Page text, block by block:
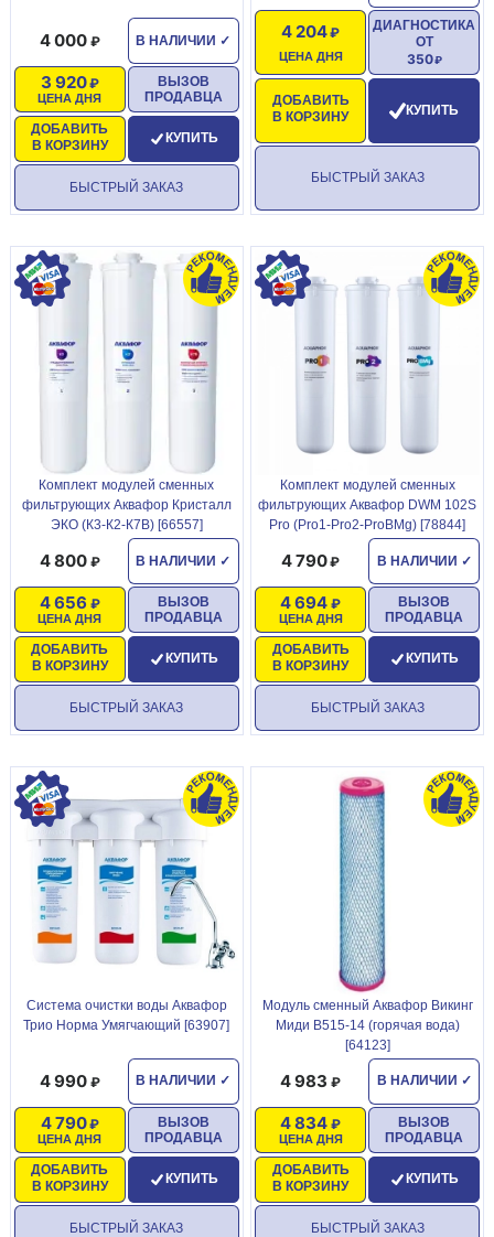
В НАЛИЧИИ ✓
4 000
ЦЕНА ДНЯ
3 920
ДОБАВИТЬ
В КОРЗИНУ
ВЫЗОВ
ПРОДАВЦА
КУПИТЬ
БЫСТРЫЙ ЗАКАЗ
ЦЕНА ДНЯ
4 204
ДОБАВИТЬ
В КОРЗИНУ
ДИАГНОСТИКА
ОТ
350
КУПИТЬ
БЫСТРЫЙ ЗАКАЗ
Комплект модулей сменных
фильтрующих Аквафор Кристалл
ЭКО (К3-К2-К7В) [66557]
В НАЛИЧИИ ✓
4 800
ЦЕНА ДНЯ
4 656
ДОБАВИТЬ
В КОРЗИНУ
ВЫЗОВ
ПРОДАВЦА
КУПИТЬ
БЫСТРЫЙ ЗАКАЗ
Комплект модулей сменных
фильтрующих Аквафор DWM 102S
Pro (Pro1-Pro2-ProBMg) [78844]
В НАЛИЧИИ ✓
4 790
ЦЕНА ДНЯ
4 694
ДОБАВИТЬ
В КОРЗИНУ
ВЫЗОВ
ПРОДАВЦА
КУПИТЬ
БЫСТРЫЙ ЗАКАЗ
Система очистки воды Аквафор
Трио Норма Умягчающий [63907]
В НАЛИЧИИ ✓
4 990
ЦЕНА ДНЯ
4 790
ДОБАВИТЬ
В КОРЗИНУ
ВЫЗОВ
ПРОДАВЦА
КУПИТЬ
БЫСТРЫЙ ЗАКАЗ
Модуль сменный Аквафор Викинг
Миди B515-14 (горячая вода)
[64123]
В НАЛИЧИИ ✓
4 983
ЦЕНА ДНЯ
4 834
ДОБАВИТЬ
В КОРЗИНУ
ВЫЗОВ
ПРОДАВЦА
КУПИТЬ
БЫСТРЫЙ ЗАКАЗ